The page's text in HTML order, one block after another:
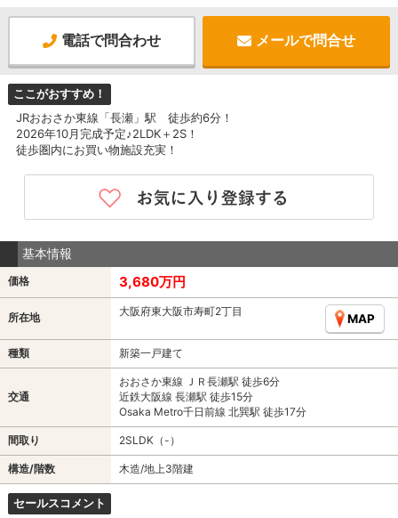
電話で問合わせ メールで問合せ
ここがおすすめ！
JRおおさか東線「長瀬」駅 徒歩約6分！
2026年10月完成予定♪2LDK＋2S！
徒歩圏内にお買い物施設充実！
基本情報
価格 3,680万円
所在地 大阪府東大阪市寿町2丁目
MAP
種類 新築一戸建て
交通
おおさか東線 ＪＲ長瀬駅 徒歩6分
近鉄大阪線 長瀬駅 徒歩15分
Osaka Metro千日前線 北巽駅 徒歩17分
間取り 2SLDK（-）
構造/階数 木造/地上3階建
セールスコメント